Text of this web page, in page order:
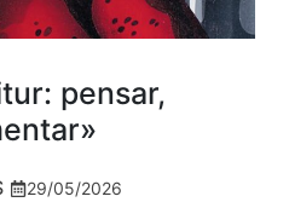
pensar,
29/05/2026